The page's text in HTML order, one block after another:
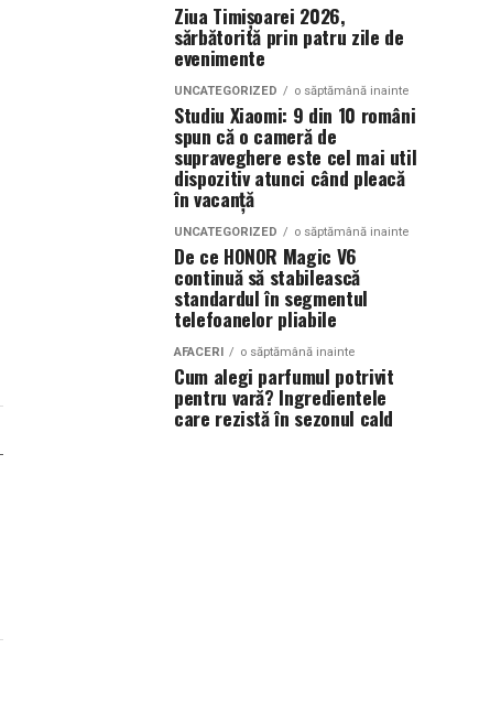
Ziua Timișoarei 2026,
sărbătorită prin patru zile de
evenimente
UNCATEGORIZED o săptămână inainte
Studiu Xiaomi: 9 din 10 români
spun că o cameră de
supraveghere este cel mai util
dispozitiv atunci când pleacă
în vacanță
UNCATEGORIZED o săptămână inainte
De ce HONOR Magic V6
continuă să stabilească
standardul în segmentul
telefoanelor pliabile
AFACERI o săptămână inainte
Cum alegi parfumul potrivit
pentru vară? Ingredientele
care rezistă în sezonul cald